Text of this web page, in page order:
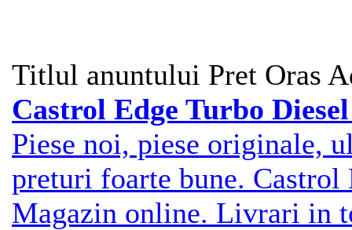
Titlul anuntului Pret Oras
Castrol Edge Turbo
Piese noi, piese originale,
preturi foarte bune.
Magazin online. Livrari in